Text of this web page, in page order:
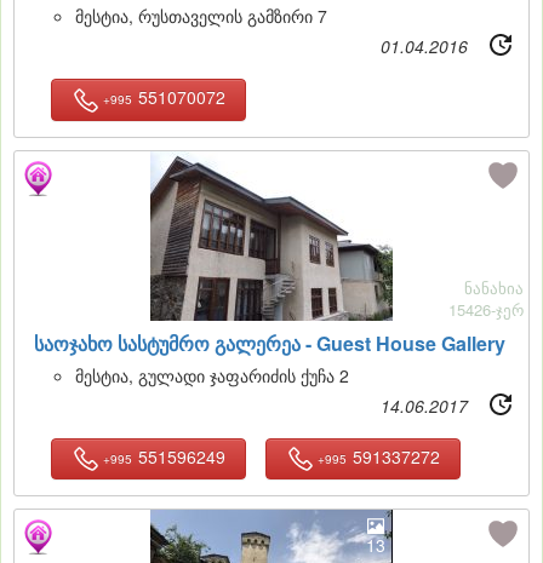
მესტია, რუსთაველის გამზირი 7
01.04.2016
+995 551070072
საოჯახო სასტუმრო გალერეა -Guest House Gallery
ნანახია
15426-ჯერ
მესტია, გულადი ჯაფარიძის ქუჩა 2
14.06.2017
+995 551596249 +995 591337272
13